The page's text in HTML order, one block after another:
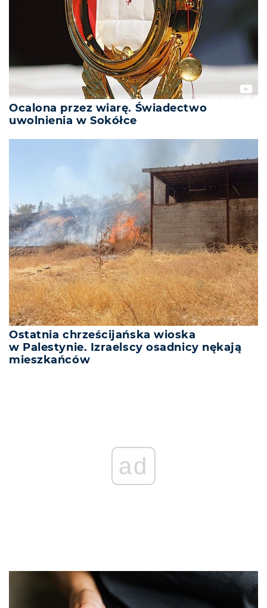
Ocalona przez wiarę. Świadectwo
uwolnienia w Sokółce
Ostatnia chrześcijańska wioska
w Palestynie. Izraelscy osadnicy nękają
mieszkańców
ad